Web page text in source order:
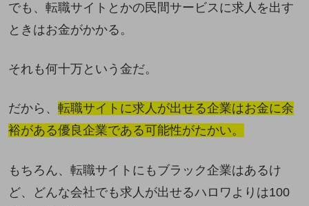
でも、転職サイトとかの民間サービスに求人を出す
ときはお金がかかる。
それも何十万という金だ。
だから、 転職サイトに求人が出せる企業はお金に余
裕がある優良企業である可能性がたかい。
もちろん、転職サイトにもブラック企業はあるけ
ど、どんな会社でも求人が出せるハロワよりは100